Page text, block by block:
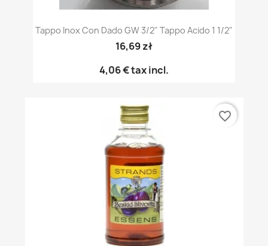
Tappo Inox Con Dado GW 3/2" Tappo Acido 1 1/2"
16,69 zł
4,06 €tax incl.
favorite_border